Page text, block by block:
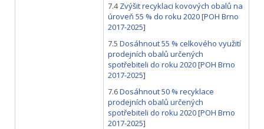
7.4 Zvýšit recyklaci kovových obalů na
úroveň 55 % do roku 2020[POH Brno
2017-2025]
7.5 Dosáhnout 55 % celkového využití
prodejních obalů určených
spotřebiteli do roku 2020[POH Brno
2017-2025]
7.6Dosáhnout 50 % recyklace
prodejních obalů určených
spotřebiteli do roku 2020[POH Brno
2017-2025]